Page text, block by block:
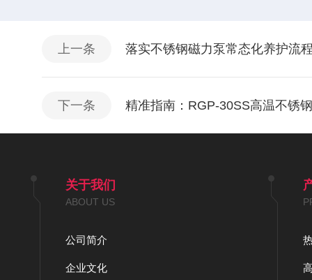
上一条 落实不锈钢磁力泵常态化养护流
下一条 精准指南：RGP-30SS高温不锈
关于我们
ABOUT US
公司简介
企业文化